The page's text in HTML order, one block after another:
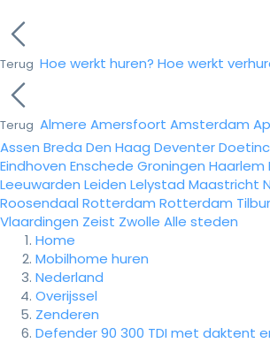
Terug Hoe werkt huren? Hoe werkt
Terug Almere Amersfoort Amsterdam
Assen Breda Den Haag Deventer
Eindhoven Enschede Groningen Haarlem
Leeuwarden Leiden Lelystad Maastricht
Roosendaal Rotterdam Rotterdam
Vlaardingen Zeist Zwolle Alle steden
Home
Mobilhome huren
Nederland
Overijssel
Zenderen
Defender 90 300 TDI met daktent